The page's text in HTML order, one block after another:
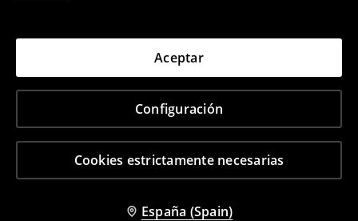
Cookies estrictamente necesarias
Configuración
Aceptar
España (Spain)